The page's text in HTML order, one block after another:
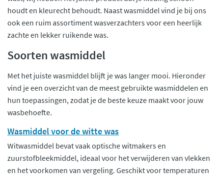
houdt en kleurecht behoudt. Naast wasmiddel vind je bij ons
ook een ruim assortiment wasverzachters voor een heerlijk
zachte en lekker ruikende was.
Soorten wasmiddel
Met het juiste wasmiddel blijft je was langer mooi. Hieronder
vind je een overzicht van de meest gebruikte wasmiddelen en
hun toepassingen, zodat je de beste keuze maakt voor jouw
wasbehoefte.
Wasmiddel voor de witte was
Witwasmiddel bevat vaak optische witmakers en
zuurstofbleekmiddel, ideaal voor het verwijderen van vlekken
en het voorkomen van vergeling. Geschikt voor temperaturen